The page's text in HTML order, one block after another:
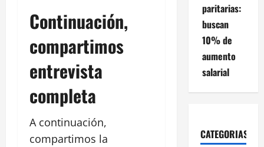
Continuación,
compartimos
entrevista
completa
A continuación,
compartimos la
paritarias:
buscan
10% de
aumento
salarial
CATEGORIAS